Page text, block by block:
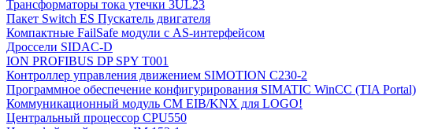
Трансформаторы тока утечки 3UL23
Пакет Switch ES Пускатель двигателя
Компактные FailSafe модули с AS-интерфейсом
Дроссели SIDAC-D
ION PROFIBUS DP SPY T001
Контроллер управления движением SIMOTION C230-2
Программное обеспечение конфигурирования SIMATIC WinCC (TIA Portal)
Коммуникационный модуль CM EIB/KNX для LOGO!
Центральный процессор CPU550